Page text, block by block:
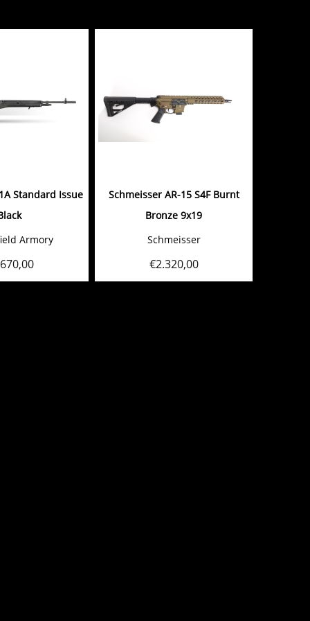
Standard Issue
Armory
Schmeisser AR-15 S4F Burnt
Bronze 9x19
Schmeisser
€2.320,00